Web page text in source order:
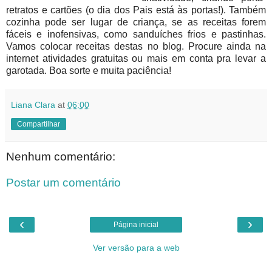
retratos e cartões (o dia dos Pais está às portas!). Também
cozinha pode ser lugar de criança, se as receitas forem
fáceis e inofensivas, como sanduíches frios e pastinhas.
Vamos colocar receitas destas no blog. Procure ainda na
internet atividades gratuitas ou mais em conta pra levar a
garotada. Boa sorte e muita paciência!
Liana Clara at 06:00
Compartilhar
Nenhum comentário:
Postar um comentário
‹ ›
Página inicial
Ver versão para a web